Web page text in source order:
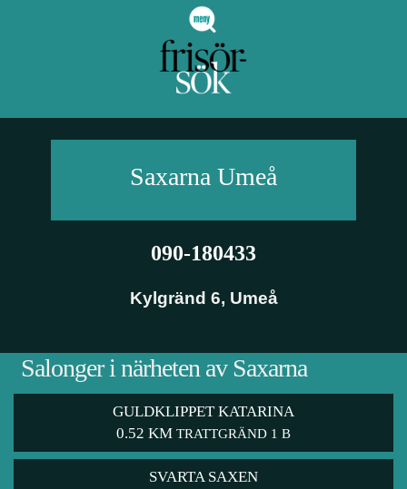
Saxarna Umeå
090-180433
Kylgränd 6, Umeå
Salonger i närheten av Saxarna
GULDKLIPPET KATARINA
0.52 KM TRATTGRÄND 1 B
SVARTA SAXEN